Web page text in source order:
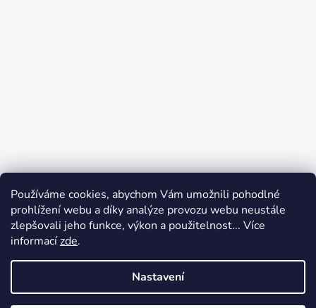
Používáme cookies, abychom Vám umožnili pohodlné
prohlížení webu a díky analýze provozu webu neustále
zlepšovali jeho funkce, výkon a použitelnost... Více
informacízde.
Nastavení